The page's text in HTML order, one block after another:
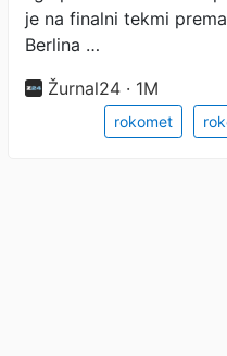
je na finalni tekmi
Berlina …
Žurnal24 · 1M
rokomet